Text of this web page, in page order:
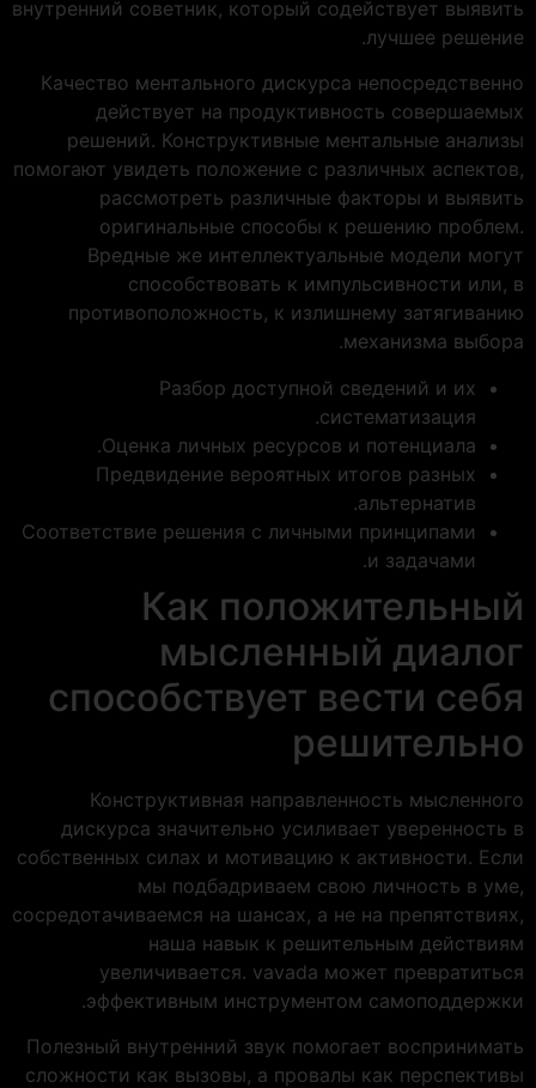
внутренний советник, который содействует выявить
лучшее решение.
Качество ментального дискурса непосредственно
действует на продуктивность совершаемых
решений. Конструктивные ментальные анализы
помогают увидеть положение с различных аспектов,
рассмотреть различные факторы и выявить
оригинальные способы к решению проблем.
Вредные же интеллектуальные модели могут
способствовать к импульсивности или, в
противоположность, к излишнему затягиванию
механизма выбора.
Разбор доступной сведений и их
систематизация.
Оценка личных ресурсов и потенциала.
Предвидение вероятных итогов разных
альтернатив.
Соответствие решения с личными принципами
и задачами.
Как положительный
мысленный диалог
способствует вести себя
решительно
Конструктивная направленность мысленного
дискурса значительно усиливает уверенность в
собственных силах и мотивацию к активности. Если
мы подбадриваем свою личность в уме,
сосредотачиваемся на шансах, а не на препятствиях,
наша навык к решительным действиям
увеличивается. vavada может превратиться
эффективным инструментом самоподдержки.
Полезный внутренний звук помогает воспринимать
сложности как вызовы, а провалы как перспективы